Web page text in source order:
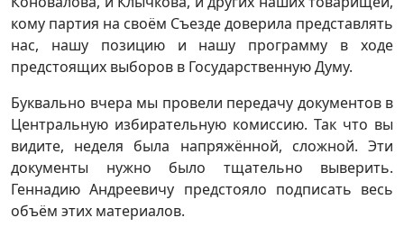
кому партия на своём Съезде доверила представлять
нас, нашу позицию и нашу программу в ходе
предстоящих выборов в Государственную Думу.
Буквально вчера мы провели передачу документов в
Центральную избирательную комиссию. Так что вы
видите, неделя была напряжённой, сложной. Эти
документы нужно было тщательно выверить.
Геннадию Андреевичу предстояло подписать весь
объём этих материалов.